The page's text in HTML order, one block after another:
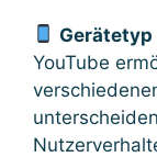
Gerätetyp
YouTube